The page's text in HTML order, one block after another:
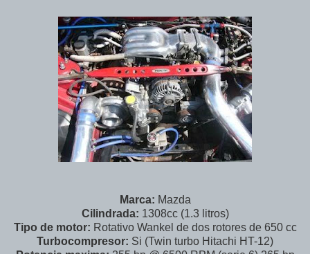
Marca: Mazda
Cilindrada: 1308cc (1.3 litros)
Tipo de motor: Rotativo Wankel de dos rotores de 650 cc
Turbocompresor: Si (Twin turbo Hitachi HT-12)